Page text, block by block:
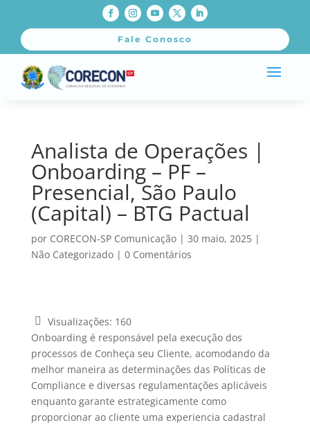
Fale Conosco
Analista de Operações |
Onboarding – PF –
Presencial, São Paulo
(Capital) – BTG Pactual
por CORECON-SP Comunicação| 30 maio, 2025|
Não Categorizado| 0 Comentários
Visualizações: 160
Onboarding é responsável pela execução dos
processos de Conheça seu Cliente, acomodando da
melhor maneira as determinações das Políticas de
Compliance e diversas regulamentações aplicáveis
enquanto garante estrategicamente como
proporcionar ao cliente uma experiencia cadastral